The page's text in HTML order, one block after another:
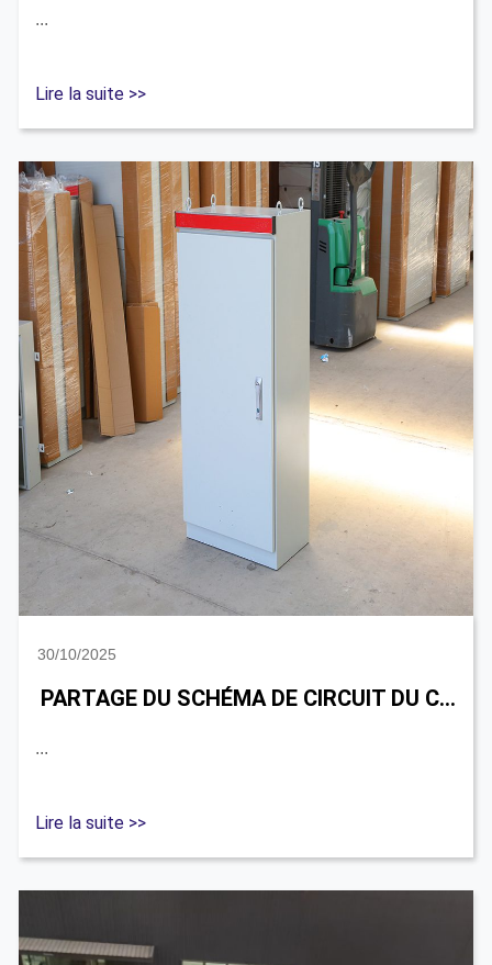
...
Lire la suite >>
30/10/2025
PARTAGE DU SCHÉMA DE CIRCUIT DU CARTE DE DISTRIBUTION | PERSONNALISATION D'INGÉNIERIE DISPONIBLE
...
Lire la suite >>